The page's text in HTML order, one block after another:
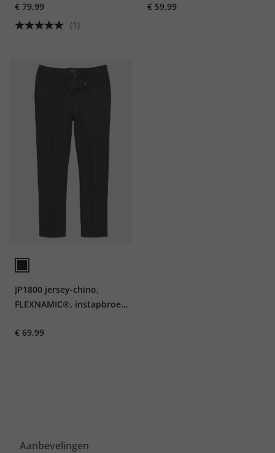
maat 72
€ 79,99
(1)
Straight Fit, tot maat 72
€ 59,99
JP1800 jersey-chino,
FLEXNAMIC®, instapbroek
Fit, tot 7XL
€ 69,99
Aanbevelingen